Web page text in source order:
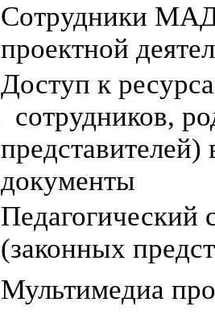
Сотрудники
проектной
Доступ к
сотрудников,
документы
Педагогический
(законных
Мультимедиа